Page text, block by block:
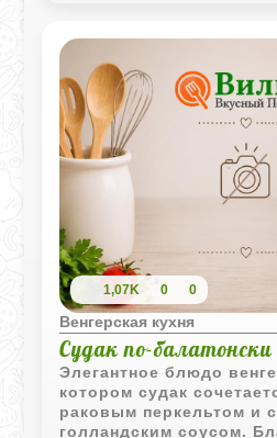
1,07K 0 0
Венгерская кухня
Судак по-
Элегантное блюдо
котором судак
раковым перкельтом и
голландским соусом.